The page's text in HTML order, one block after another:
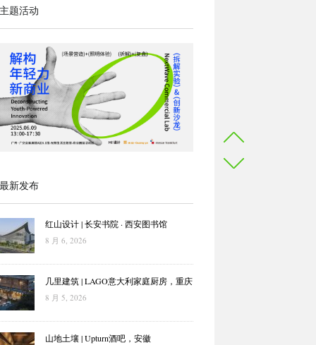
题活动
新发布
红山设计 | 长安书院 · 西安图书馆
8 月 6, 2026
几里建筑 | LAGO意大利家庭厨房，重庆
8 月 5, 2026
山地土壤 | Upturn酒吧，安徽